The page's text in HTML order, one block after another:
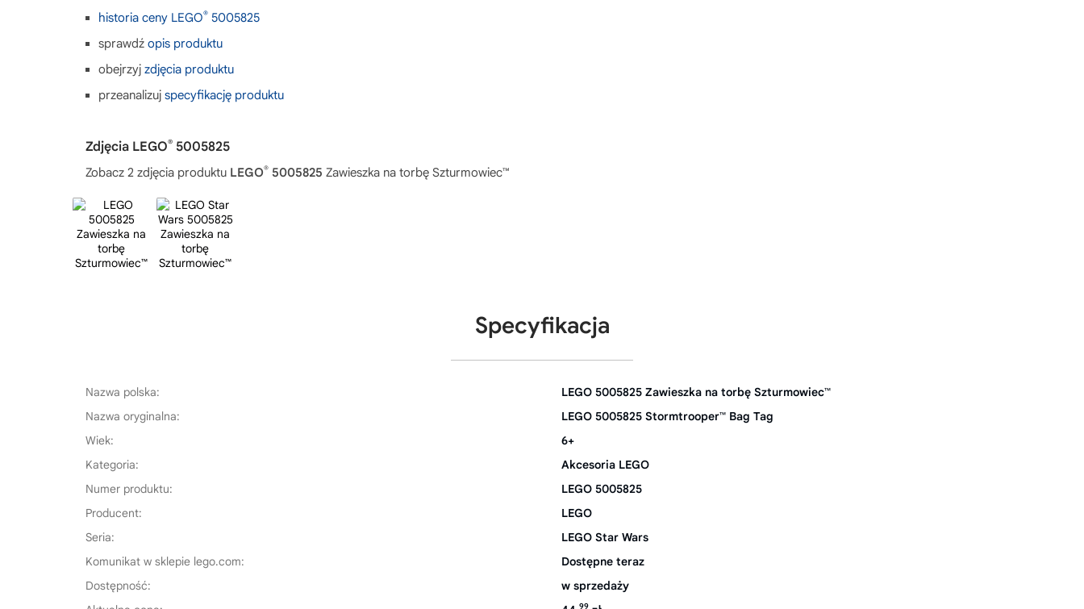
historia ceny LEGO® 5005825
sprawdź opis produktu
obejrzyj zdjęcia produktu
przeanalizuj specyfikację produktu
Zdjęcia LEGO® 5005825
Zobacz 2 zdjęcia produktu LEGO® 5005825 Zawieszka na torbę Szturmowiec™
Specyfikacja
Nazwa polska:
LEGO 5005825 Zawieszka na torbę Szturmowiec™
Nazwa oryginalna:
LEGO 5005825 Stormtrooper™ Bag Tag
Wiek:
6+
Kategoria:
Akcesoria LEGO
Numer produktu:
LEGO 5005825
Producent:
LEGO
Seria:
LEGO Star Wars
Komunikat w sklepie lego.com:
Dostępne teraz
Dostępność:
w sprzedaży
99